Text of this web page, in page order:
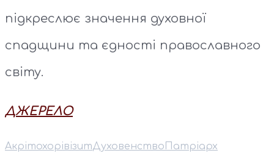
підкреслює значення духовної
спадщини та єдності православного
світу.
ДЖЕРЕЛО
АкрітохорівізитДуховенство Патріарх